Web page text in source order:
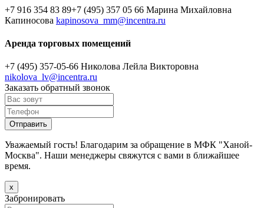
+7 916 354 83 89+7 (495) 357 05 66 Марина Михайловна
Капиносова kapinosova_mm@incentra.ru
Аренда торговых помещений
+7 (495) 357-05-66 Николова Лейла Викторовна
nikolova_lv@incentra.ru
Заказать обратный звонок
Уважаемый гость! Благодарим за обращение в МФК "Ханой-
Москва". Наши менеджеры свяжутся с вами в ближайшее
время.
х
Забронировать